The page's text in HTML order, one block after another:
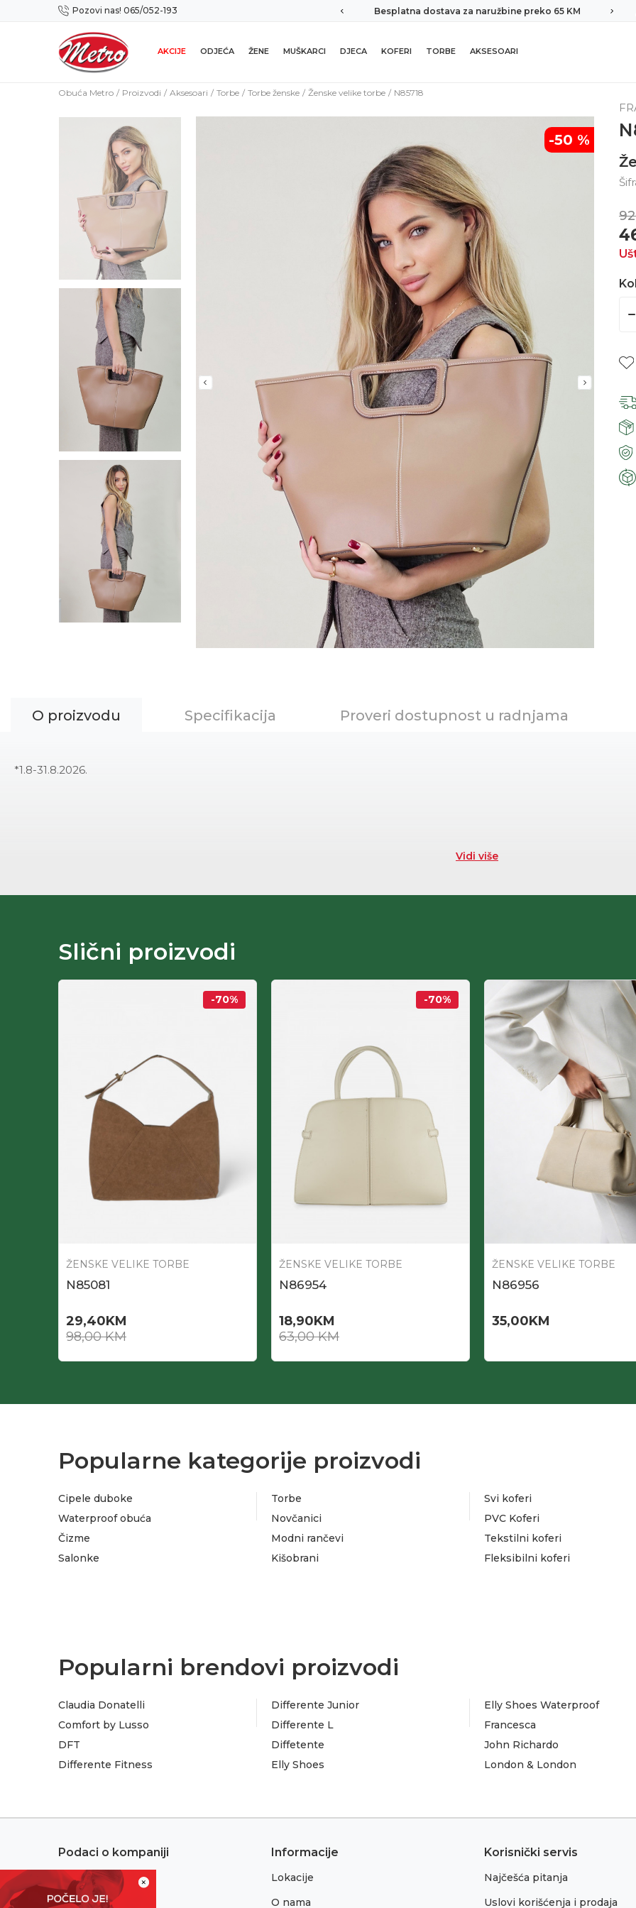
Pozovi nas! 065/052-193
Preuzmi NOVU Metro mobilnu aplikaciju! Besplatna dostava za naružbine preko 65 KM
AKCIJE ODJEĆA ŽENE MUŠKARCI DJECA KOFERI TORBE AKSESOARI
×
Obuća Metro Proizvodi Aksesoari Torbe Torbe ženske Ženske velike torbe N85718
-50 %
O proizvodu Specifikacija Proveri dostupnost u radnjama
*1.8-31.8.2026.
Vidi više
Slični proizvodi
-70%
ŽENSKE VELIKE TORBE
N85081
29,40KM
98,00KM
-70%
ŽENSKE VELIKE TORBE
N86954
18,90KM
63,00KM
ŽENSKE VELIKE TORBE
N86956
35,00KM
Popularne kategorije proizvodi
Cipele duboke
Waterproof obuća
Čizme
Salonke
Torbe
Novčanici
Modni rančevi
Kišobrani
Svi koferi
PVC Koferi
Tekstilni koferi
Fleksibilni koferi
Popularni brendovi proizvodi
Claudia Donatelli
Comfort by Lusso
DFT
Differente Fitness
Differente Junior
Differente L
Diffetente
Elly Shoes
Elly Shoes Waterproof
Francesca
John Richardo
London & London
Podaci o kompaniji
Adresa:
Sremska 1
Informacije
Lokacije
O nama
Korisnički servis
Najčešća pitanja
Uslovi korišćenja i prodaja